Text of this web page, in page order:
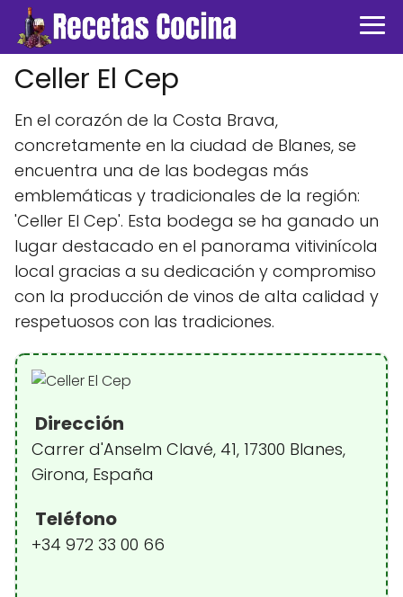
Celler El Cep
En el corazón de la Costa Brava,
concretamente en la ciudad de Blanes, se
encuentra una de las bodegas más
emblemáticas y tradicionales de la región:
'Celler El Cep'. Esta bodega se ha ganado un
lugar destacado en el panorama vitivinícola
local gracias a su dedicación y compromiso
con la producción de vinos de alta calidad y
respetuosos con las tradiciones.
Dirección
Carrer d'Anselm Clavé, 41, 17300 Blanes,
Girona, España
Teléfono
+34 972 33 00 66